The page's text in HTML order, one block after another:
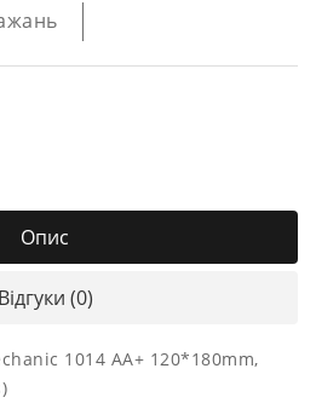
Опис
Відгуки (0)
1014 AA+ 120*180mm,